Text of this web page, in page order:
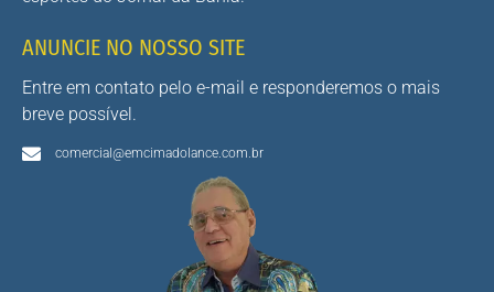
ANUNCIE NO NOSSO SITE
Entre em contato pelo e-mail e responderemos o mais
breve possível.
comercial@emcimadolance.com.br